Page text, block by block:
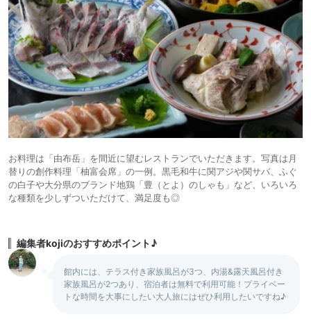
お料理は「由布岳」を間近に望むレストランでいただきます。写真は月
替りの創作料理「柚富会席」の一例。黒毛和牛に関アジや関サバ、ふぐ
の白子や大分県のブランド地鶏「豊（とよ）のしゃも」など、いろいろ
な種類を少しずついただけて、満足度も◎
編集者kojiのおすすめポイント♪
館内には、テラス付き家族風呂が3つ、内湯&露天風呂付き
家族風呂が2つあり、宿泊者は無料で利用可能！プライベー
トな時間を大事にしたい大人旅にはぜひ利用したいですね♪